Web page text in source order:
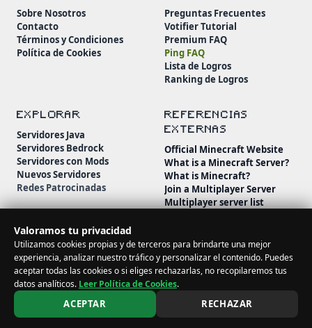
Valoramos tu privacidad
Utilizamos cookies propias y de terceros para brindarte una mejor
experiencia, analizar nuestro tráfico y personalizar el contenido. Puedes
aceptar todas las cookies o si eliges rechazarlas, no recopilaremos tus
datos analíticos. Leer Política de Cookies.
ACEPTAR RECHAZAR
Sobre Nosotros
Contacto
Términos y Condiciones
Política de Cookies
Preguntas Frecuentes
Votifier Tutorial
Premium FAQ
Ping FAQ
Lista de Logros
Ranking de Logros
EXPLORAR
Servidores Java
Servidores Bedrock
Servidores con Mods
Nuevos Servidores
Redes Patrocinadas
REFERENCIAS
EXTERNAS
Official Minecraft Website
What is a Minecraft Server?
What is Minecraft?
Join a Multiplayer Server
Multiplayer server list
© 2026 MineServidores. Todos los derechos reservados.